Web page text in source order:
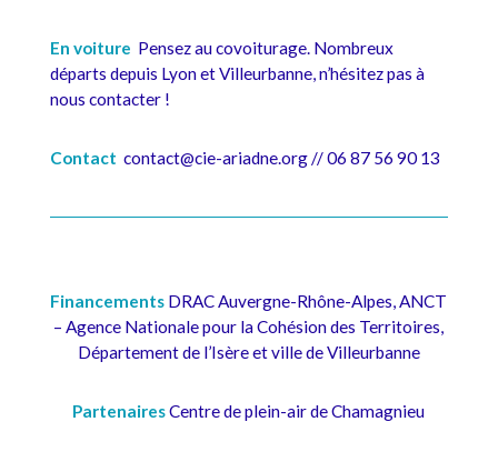
En voiture Pensez au covoiturage. Nombreux
départs depuis Lyon et Villeurbanne, n’hésitez pas à
nous contacter !
Contact contact@cie-ariadne.org // 06 87 56 90 13
Financements DRAC Auvergne-Rhône-Alpes, ANCT
– Agence Nationale pour la Cohésion des Territoires,
Département de l’Isère et ville de Villeurbanne
PartenairesCentre de plein-air de Chamagnieu